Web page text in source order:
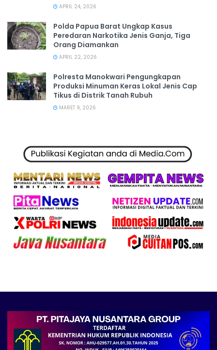
APRIL 24, 2026
Polda Papua Barat Ungkap Kasus
Peredaran Narkotika Jenis Ganja, Tiga
Orang Diamankan
APRIL 22, 2026
Polresta Manokwari Pengungkapan
Produksi Minuman Keras Lokal Jenis Cap
Tikus di Distrik Tanah Rubuh
MARET 9, 2026